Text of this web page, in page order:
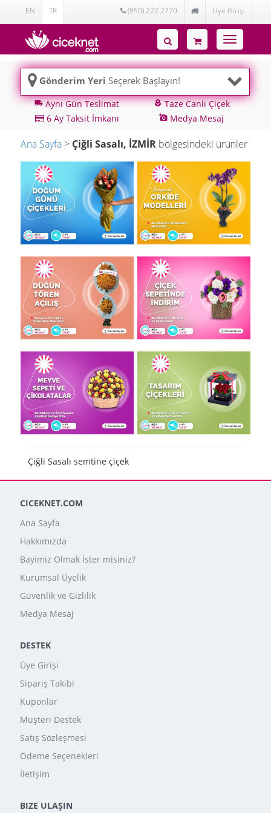
EN TR (850) 222 2770 Üye Girişi
Toggle
navigation
Gönderim Yeri Seçerek Başlayın!
local_shippingAynı Gün Teslimat local_floristTaze Canlı Çiçek
6 Ay Taksit İmkanı
add_a_photo Medya Mesaj
Ana Sayfa > Çiğli Sasalı, İZMİR bölgesindeki ürünler
Çiğli Sasalı semtine çiçek
CICEKNET.COM
Ana Sayfa
Hakkımızda
Bayimiz Olmak İster misiniz?
Kurumsal Üyelik
Güvenlik ve Gizlilik
Medya Mesaj
DESTEK
Üye Girişi
Sipariş Takibi
Kuponlar
Müşteri Destek
Satış Sözleşmesi
Ödeme Seçenekleri
İletişim
BIZE ULAŞIN